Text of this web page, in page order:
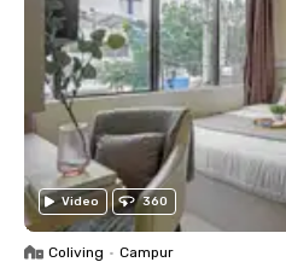
Video 360
Coliving • Campur